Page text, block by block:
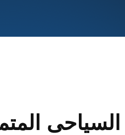
المتميز